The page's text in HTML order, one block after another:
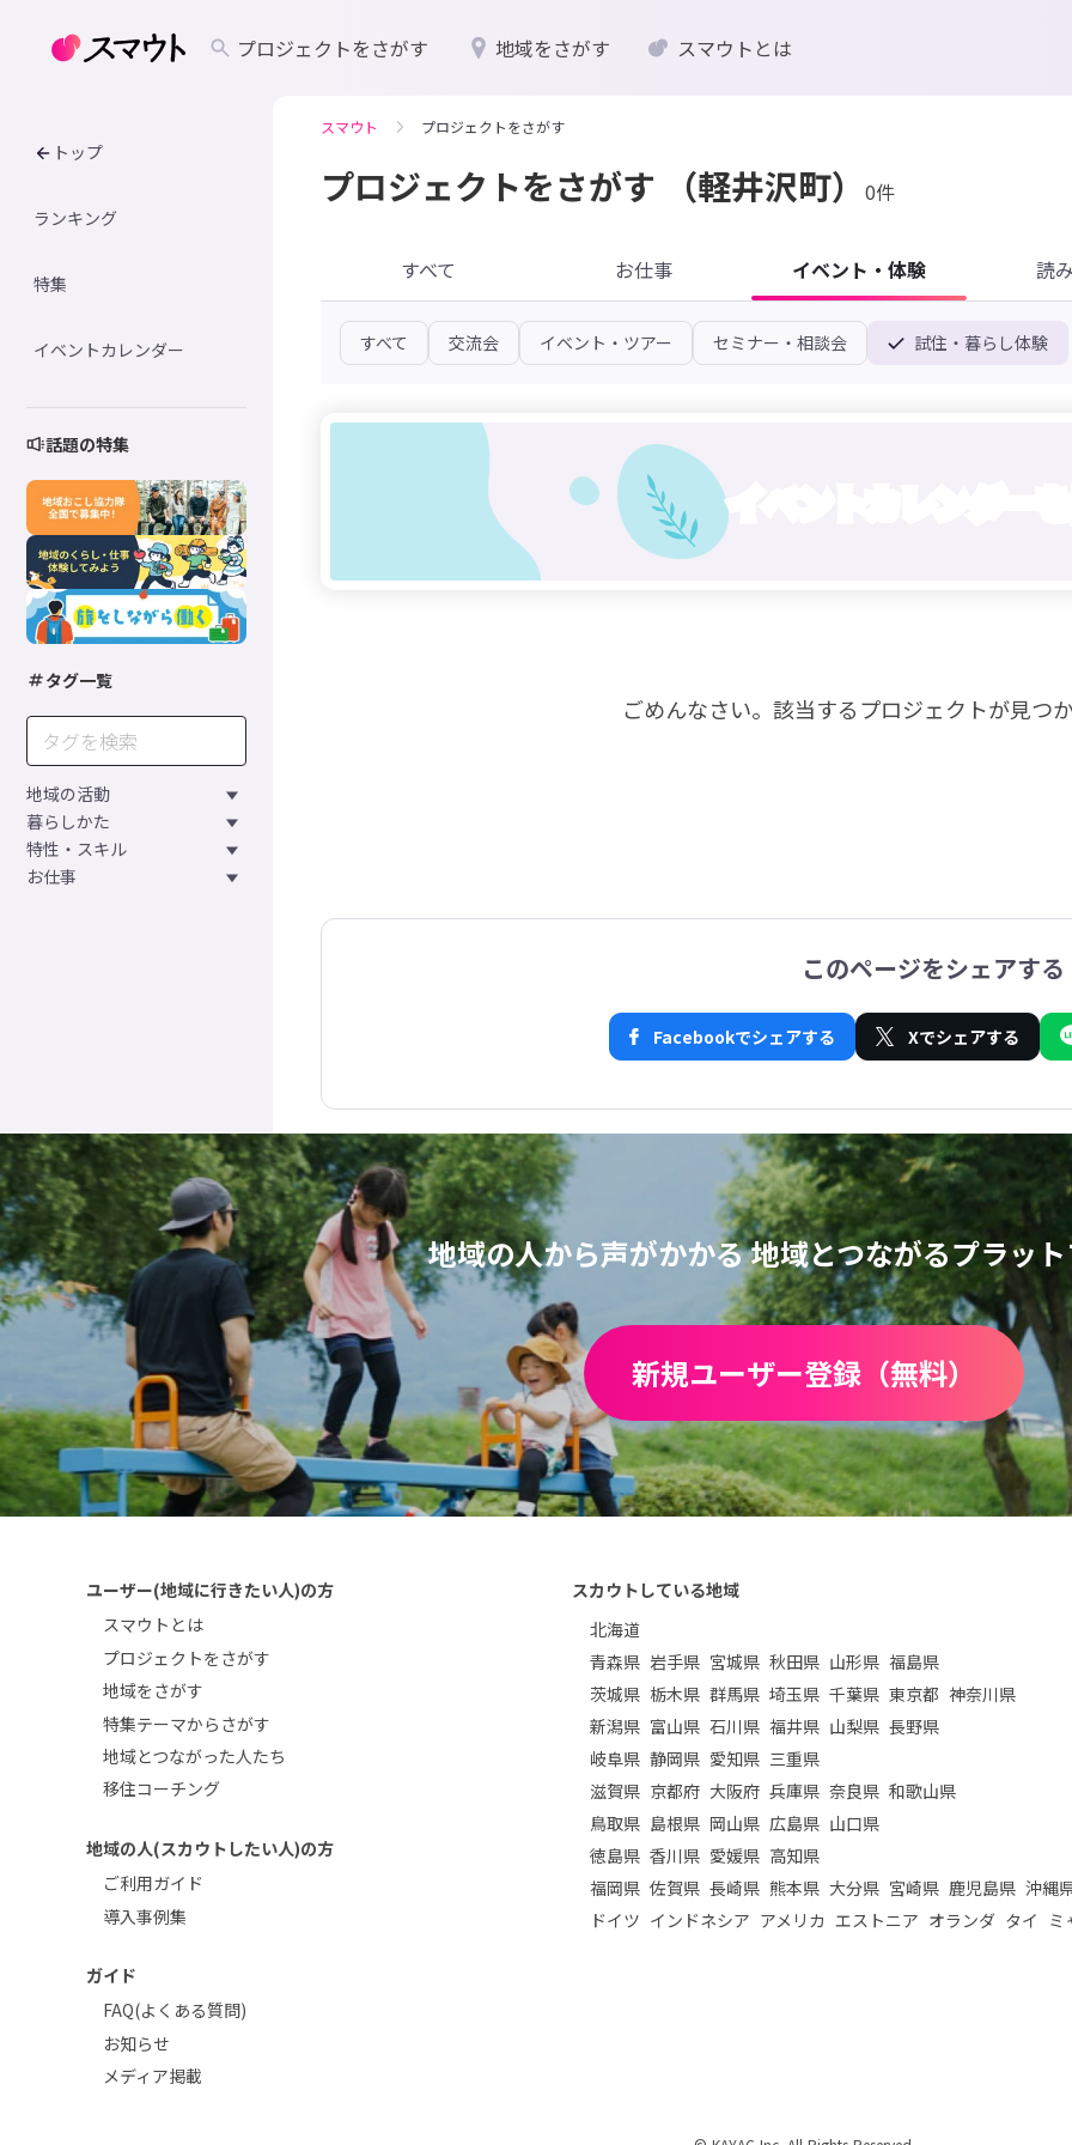
プロジェクトをさがす 地域をさがす スマウトとは
トップ
ランキング
特集
イベントカレンダー
話題の特集
タグ一覧
地域の活動
暮らしかた
特性・スキル
お仕事
スマウト プロジェクトをさがす
プロジェクトをさがす （軽井沢町） 0件
すべて お仕事 イベント・体験 読
すべて 交流会 イベント・ツアー セミナー・相談会 試住・暮らし体験
ごめんなさい。 該当するプロジェクトが見つ
このページをシェアする
Facebookでシェアする Xでシェアする
地域の人から声がかかる地域とつながるプラッ
新規ユーザー登録（無料）
ユーザー(地域に行きたい人)の方
スマウトとは
プロジェクトをさがす
地域をさがす
特集テーマからさがす
地域とつながった人たち
移住コーチング
地域の人(スカウトしたい人)の方
ご利用ガイド
導入事例集
ガイド
FAQ(よくある質問)
お知らせ
メディア掲載
スカウトしている地域
北海道
青森県 岩手県 宮城県 秋田県 山形県 福島県
茨城県 栃木県 群馬県 埼玉県 千葉県 東京都 神奈川県
新潟県 富山県 石川県 福井県 山梨県 長野県
岐阜県 静岡県 愛知県 三重県
滋賀県 京都府 大阪府 兵庫県 奈良県 和歌山県
鳥取県 島根県 岡山県 広島県 山口県
徳島県 香川県 愛媛県 高知県
福岡県 佐賀県 長崎県 熊本県 大分県 宮崎県 鹿児島県 沖縄
ドイツ インドネシア アメリカ エストニア オランダ タイ ミ